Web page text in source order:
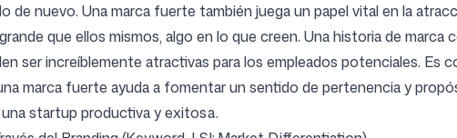
nuevo. Una marca fuerte también juega un papel vital en la
que ellos mismos, algo en lo que creen. Una historia de marca
ser increíblemente atractivas para los empleados potenciales. Es
marca fuerte ayuda a fomentar un sentido de pertenencia y
startup productiva y exitosa.